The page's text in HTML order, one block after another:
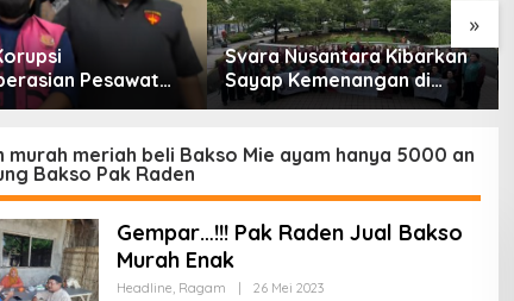
»
Pesawat
VP Business
Svara Nusantara Kibarkan
Sayap Kemenangan di
Kancah Internasional
murah meriah beli Bakso Mie ayam hanya 5000 an
Bakso Pak Raden
Gempar…!!! Pak Raden Jual Bakso
Murah Enak
Headline, Ragam 26 Mei 2023Oleh